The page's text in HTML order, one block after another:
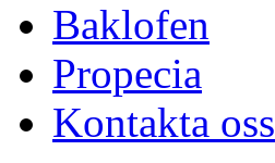
Baklofen
Propecia
Kontakta oss